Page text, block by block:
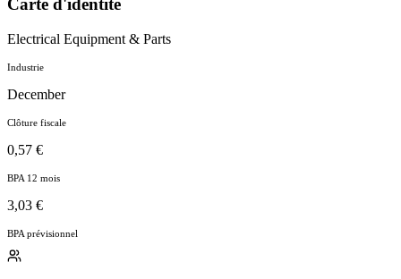
Carte d'identité
Electrical Equipment & Parts
Industrie
December
Clôture fiscale
0,57 €
BPA 12 mois
3,03 €
BPA prévisionnel